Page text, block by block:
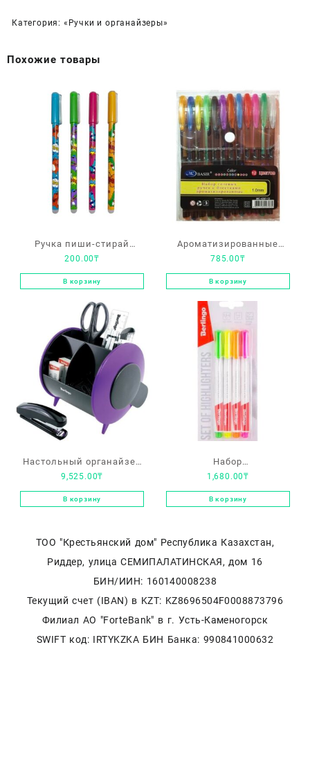
Категория: «Ручки и органайзеры»
Похожие товары
Ручка пиши-стирай
Yalong «Динозавр» 0.5
мм
200.00₸
В корзину
Ароматизированные
гелевые ручки цветные с
блестками для
785.00₸
В корзину
Настольный органайзер
Berlingo Satellite
9,525.00₸
В корзину
Набор
текстовыделителей
Berlingo “Slim” 4цв., 0,5-
1,680.00₸
В корзину
ТОО "Крестьянский дом" Республика Казахстан,
Риддер, улица СЕМИПАЛАТИНСКАЯ, дом 16
БИН/ИИН: 160140008238
Текущий счет (IBAN) в KZT: KZ8696504F0008873796
Филиал АО "ForteBank" в г. Усть-Каменогорск
SWIFT код: IRTYKZKA БИН Банка: 990841000632